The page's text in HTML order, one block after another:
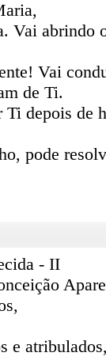
Vai abrindo
Vai
de Ti.
depois de
pode
- II
e